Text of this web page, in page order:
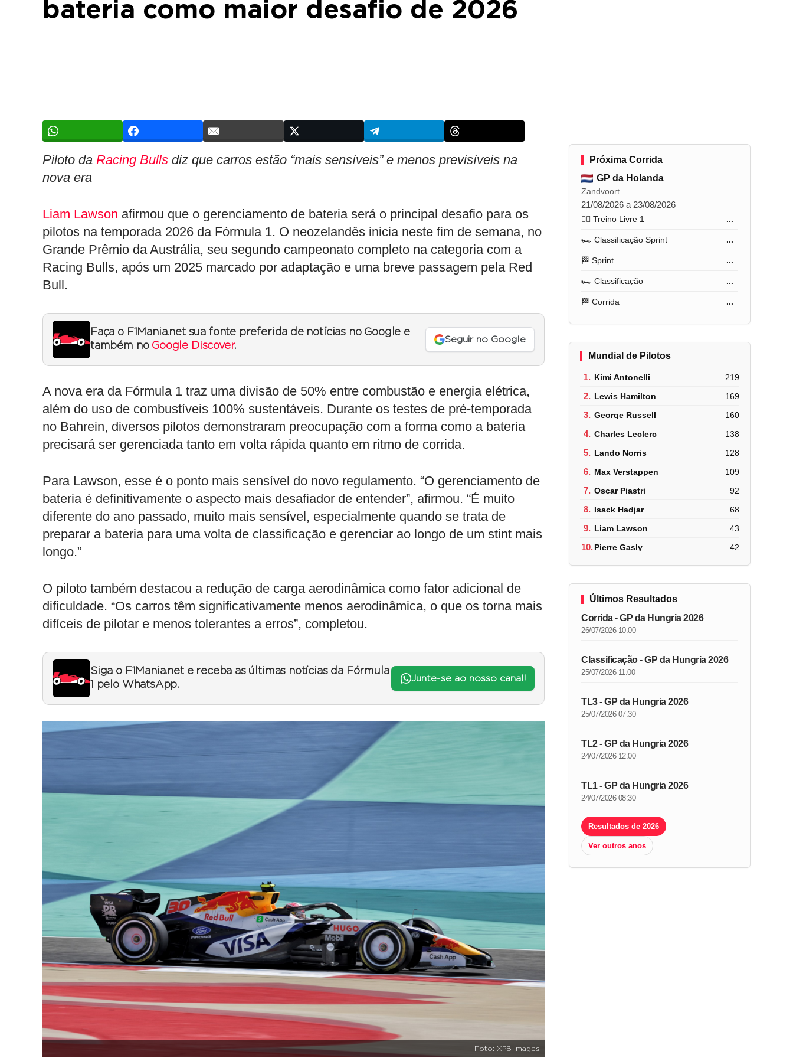
bateria como maior desafio de 2026
Piloto da Racing Bulls diz que carros estão “mais sensíveis” e menos previsíveis na
nova era
Liam Lawson afirmou que o gerenciamento de bateria será o principal desafio para os
pilotos na temporada 2026 da Fórmula 1. O neozelandês inicia neste fim de semana, no
Grande Prêmio da Austrália, seu segundo campeonato completo na categoria com a
Racing Bulls, após um 2025 marcado por adaptação e uma breve passagem pela Red
Bull.
Faça o F1Mania.net sua fonte preferida de notícias no Google e
também no Google Discover.
Seguir no Google
A nova era da Fórmula 1 traz uma divisão de 50% entre combustão e energia elétrica,
além do uso de combustíveis 100% sustentáveis. Durante os testes de pré-temporada
no Bahrein, diversos pilotos demonstraram preocupação com a forma como a bateria
precisará ser gerenciada tanto em volta rápida quanto em ritmo de corrida.
Para Lawson, esse é o ponto mais sensível do novo regulamento. “O gerenciamento de
bateria é definitivamente o aspecto mais desafiador de entender”, afirmou. “É muito
diferente do ano passado, muito mais sensível, especialmente quando se trata de
preparar a bateria para uma volta de classificação e gerenciar ao longo de um stint mais
longo.”
O piloto também destacou a redução de carga aerodinâmica como fator adicional de
dificuldade. “Os carros têm significativamente menos aerodinâmica, o que os torna mais
difíceis de pilotar e menos tolerantes a erros”, completou.
Siga o F1Mania.net e receba as últimas notícias da Fórmula
1 pelo WhatsApp.
Junte-se ao nosso canal!
Foto: XPB Images
Próxima Corrida
GP da Holanda
Zandvoort
21/08/2026 a 23/08/2026
🏋️‍♂️ Treino Livre 1 ...
🏎️ Classificação Sprint ...
🏁 Sprint ...
🏎️ Classificação ...
🏁 Corrida ...
Mundial de Pilotos
1. Kimi Antonelli 219
2. Lewis Hamilton 169
3. George Russell 160
4. Charles Leclerc 138
5. Lando Norris 128
6. Max Verstappen 109
7. Oscar Piastri 92
8. Isack Hadjar 68
9. Liam Lawson 43
10.Pierre Gasly 42
Últimos Resultados
Corrida - GP da Hungria 2026
26/07/2026 10:00
Classificação - GP da Hungria 2026
25/07/2026 11:00
TL3 - GP da Hungria 2026
25/07/2026 07:30
TL2 - GP da Hungria 2026
24/07/2026 12:00
TL1 - GP da Hungria 2026
24/07/2026 08:30
Resultados de 2026
Ver outros anos